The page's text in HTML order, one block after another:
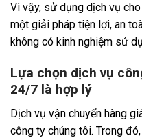
Vì vậy, sử dụng dịch vụ
một giải pháp tiện lợi, an
không có kinh nghiệm sử
Lựa chọn dịch vụ
24/7 là hợp lý
Dịch vụ vận chuyển hàng
công ty chúng tôi. Trong